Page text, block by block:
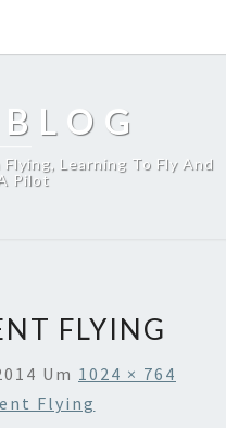
Learning To Fly And
Pilot
FLYING
Um 1024 × 764
Flying